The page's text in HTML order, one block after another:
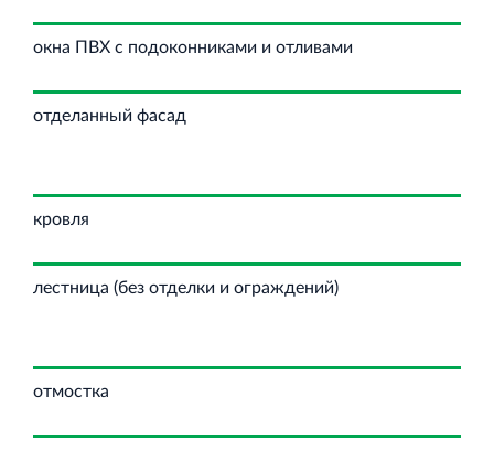
окна ПВХ с подоконниками и отливами
отделанный фасад
кровля
лестница (без отделки и ограждений)
отмостка